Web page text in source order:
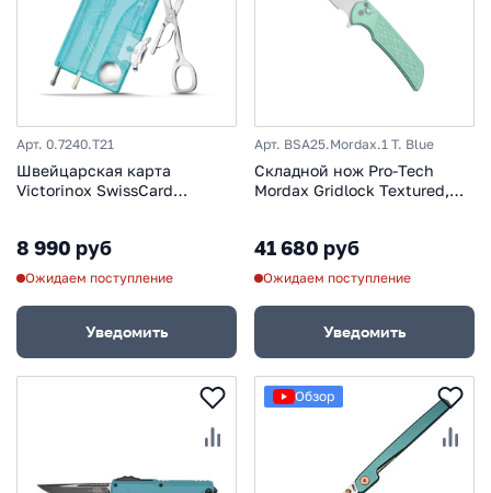
Арт. 0.7240.T21
Швейцарская карта
Victorinox SwissCard
8 990 руб
Ожидаем поступление
Уведомить
Арт. BSA25.Mordax.1 T. Blue
Складной нож Pro-Tech
Mordax Gridlock Textured,
41 680 руб
Ожидаем поступление
Уведомить
Обзор